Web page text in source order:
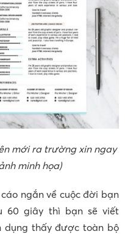
mới ra trường xin ngay
minh họa)
ngắn về cuộc đời bạn
60 giây thì bạn sẽ viết
dụng thấy được toàn bộ